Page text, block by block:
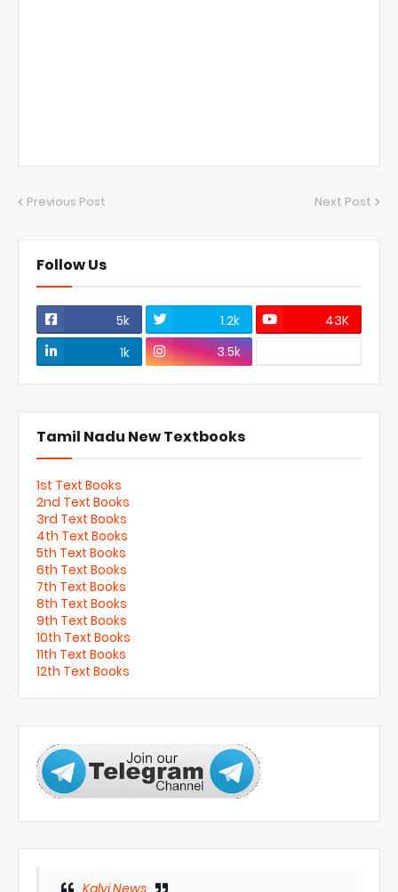
Previous Post Next Post
Follow Us
5k 1.2k
43K
1k
3.5k
Tamil Nadu New Textbooks
1st Text Books
2nd Text Books
3rd Text Books
4th Text Books
5th Text Books
6th Text Books
7th Text Books
8th Text Books
9th Text Books
10th Text Books
11th Text Books
12th Text Books
Kalvi News